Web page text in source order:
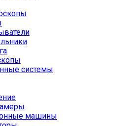
системы
машины